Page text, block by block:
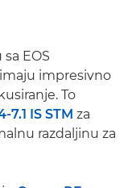
EOS
impresivno
To
7.1 IS STM za
razdaljinu za